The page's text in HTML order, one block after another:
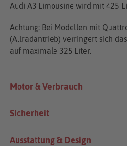
Audi A3 Limousine wird mit 425
Achtung: Bei Modellen mit
(Allradantrieb) verringert sich
auf maximale 325 Liter.
Motor & Verbrauch
Sicherheit
Ausstattung & Design